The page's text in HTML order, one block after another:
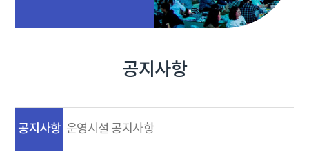
공지사항
공지사항 운영시설 공지사항